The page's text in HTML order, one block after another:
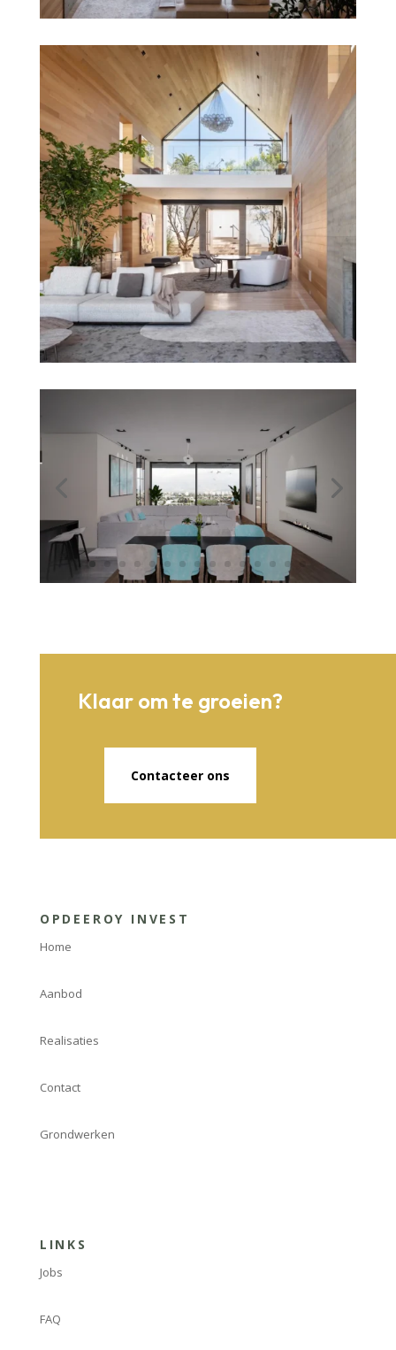
Klaar om te groeien?
Contacteer ons
OPDEEROY INVEST
Home
Aanbod
Realisaties
Contact
Grondwerken
LINKS
Jobs
FAQ